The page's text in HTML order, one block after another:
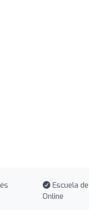
Escuela
Online